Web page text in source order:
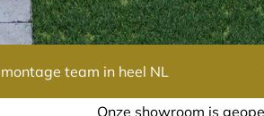
team in heel NL
is geopend op afspraak. Ook in